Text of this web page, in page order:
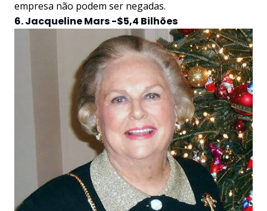
empresa não podem ser negadas.
6. Jacqueline Mars -$5,4 Bilhões